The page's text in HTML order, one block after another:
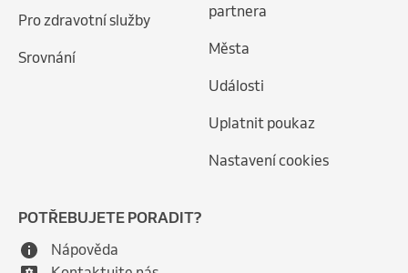
Pro zdravotní služby
Srovnání
partnera
Města
Události
Uplatnit poukaz
Nastavení cookies
POTŘEBUJETE PORADIT?
Nápověda